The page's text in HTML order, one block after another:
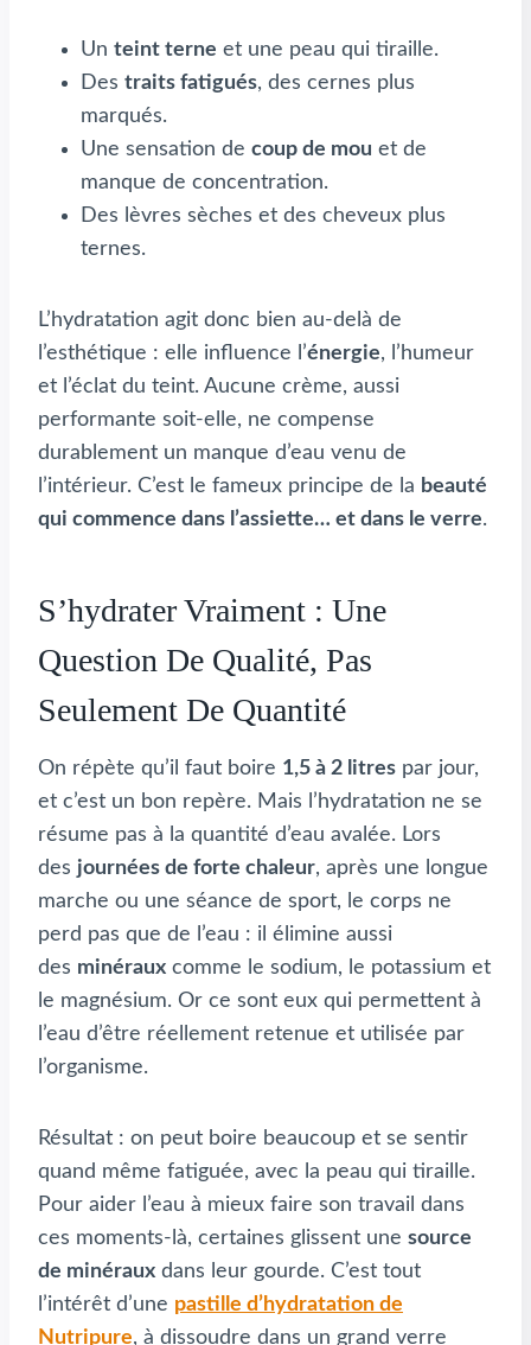
Un teint terne et une peau qui tiraille.
Des traits fatigués, des cernes plus
marqués.
Une sensation de coup de mou et de
manque de concentration.
Des lèvres sèches et des cheveux plus
ternes.
L’hydratation agit donc bien au-delà de
l’esthétique : elle influence l’énergie, l’humeur
et l’éclat du teint. Aucune crème, aussi
performante soit-elle, ne compense
durablement un manque d’eau venu de
l’intérieur. C’est le fameux principe de la beauté
qui commence dans l’assiette… et dans le verre.
S’hydrater Vraiment : Une
Question De Qualité, Pas
Seulement De Quantité
On répète qu’il faut boire 1,5 à 2 litres par jour,
et c’est un bon repère. Mais l’hydratation ne se
résume pas à la quantité d’eau avalée. Lors
des journées de forte chaleur, après une longue
marche ou une séance de sport, le corps ne
perd pas que de l’eau : il élimine aussi
des minéraux comme le sodium, le potassium et
le magnésium. Or ce sont eux qui permettent à
l’eau d’être réellement retenue et utilisée par
l’organisme.
Résultat : on peut boire beaucoup et se sentir
quand même fatiguée, avec la peau qui tiraille.
Pour aider l’eau à mieux faire son travail dans
ces moments-là, certaines glissent une source
de minéraux dans leur gourde. C’est tout
l’intérêt d’une pastille d’hydratation de
Nutripure, à dissoudre dans un grand verre